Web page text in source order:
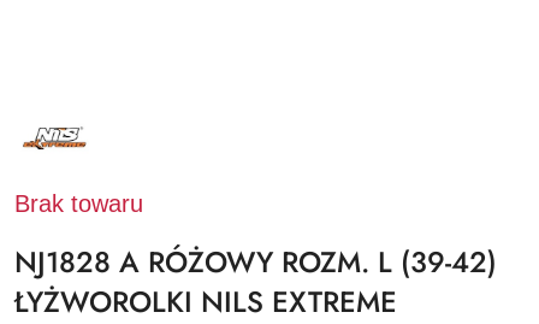
PRODUCENTA:
NILS
Brak towaru
NJ1828 A RÓŻOWY ROZM. L (39-42)
ŁYŻWOROLKI NILS EXTREME